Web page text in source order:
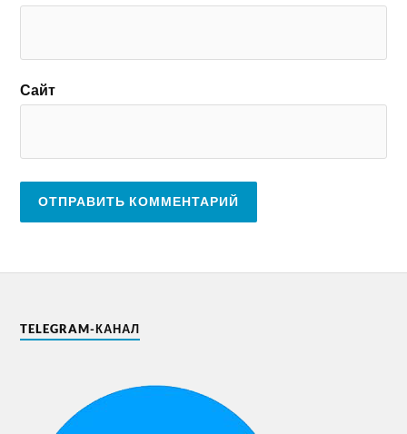
Сайт
TELEGRAM-КАНАЛ